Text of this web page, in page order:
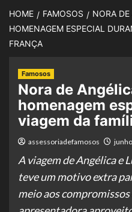
HOME FAMOSOS
NORA
HOMENAGEM ESPECIAL
FRANÇA
Famosos
Nora de
homenagem
viagem da
assessoriadefamosos
A viagem de Angélica e
teve um motivo extra
meio aos compromissos